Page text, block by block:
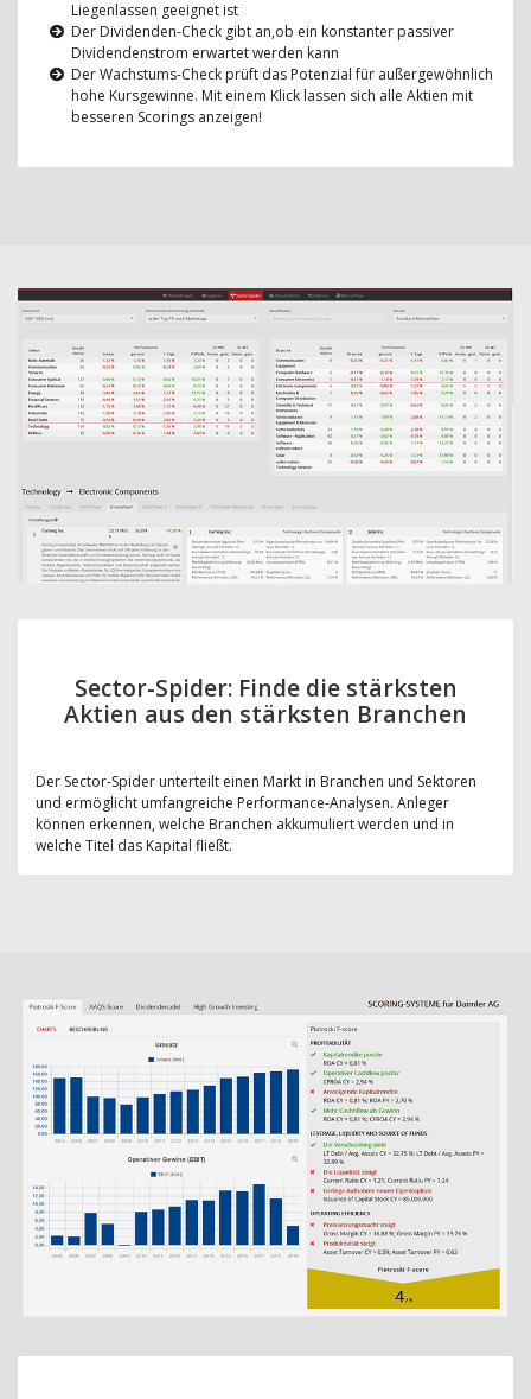
Liegenlassen geeignet ist
Der Dividenden-Check gibt an,ob ein konstanter passiver
Dividendenstrom erwartet werden kann
Der Wachstums-Check prüft das Potenzial für außergewöhnlich
hohe Kursgewinne. Mit einem Klick lassen sich alle Aktien mit
besseren Scorings anzeigen!
Sector-Spider: Finde die stärksten
Aktien aus den stärksten Branchen
Der Sector-Spider unterteilt einen Markt in Branchen und Sektoren
und ermöglicht umfangreiche Performance-Analysen. Anleger
können erkennen, welche Branchen akkumuliert werden und in
welche Titel das Kapital fließt.